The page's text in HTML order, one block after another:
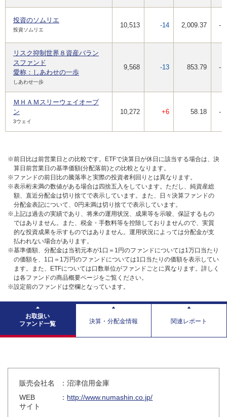
投資のソムリエ
投資ソムリエ
10,513 -14 2,009.37 -
リスク抑制世界８資産バラン
スファンド
愛称：しあわせの一歩
しあわせ一歩
9,568 -13 853.79 -
ＭＨＡＭスリーウェイオープ
ン
3ウェイ
10,272 +6 58.18 -
※前日比は前営業日との比較です。ETFで決算日が休日に該当する場合は、決
算日前営業日の基準価額(分配落前)との比較となります。
※ファンドの前日比の騰落率と実際の投資者利回りとは異なります。
※表示桁未満の数値がある場合は四捨五入をしています。ただし、純資産総
額、直近分配金は切り捨てで表示しています。また、日々決算ファンドの
分配金表記について、0円未満は切り捨てで表示しています。
※上記は過去の実績であり、将来の運用状況、成果等を示唆、保証するもの
ではありません。また、税金・手数料等を控除しておりませんので、実質
的な投資成果を示すものではありません。運用状況によっては分配金が支
払われない場合があります。
※基準価額、分配金は当初元本が1口＝1円のファンドについては1万口当たり
の価額を、1口＝1万円のファンドについては1口当たりの価額を表示してい
ます。また、ETFについては口数単位がファンドごとに異なります。詳しく
は各ファンドの商品概要ページをご覧ください。
※設定前のファンドは空欄となっています。
お取扱い
ファンド一覧
決算・分配金情報 関連レポート
販売会社名
：沼津信用金庫
WEB
サイト
： http://www.numashin.co.jp/